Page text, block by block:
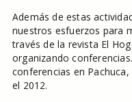
Además de estas
nuestros esfuerzos para
través de la revista El
organizando
conferencias en
el 2012.